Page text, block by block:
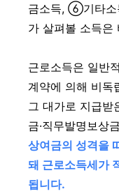
금소득, ⑥기타소
가 살펴볼 소득은
근로소득은 일반
계약에 의해 비독
그 대가로 지급받
금·직무발명보상
상여금의 성격을
돼 근로소득세가
됩니다.